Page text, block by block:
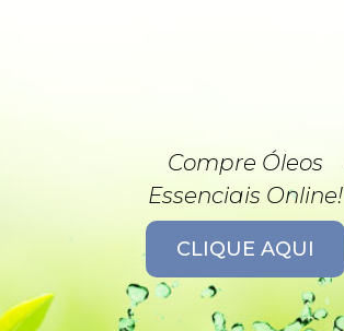
Compre Óleos
Essenciais Online!
CLIQUE AQUI